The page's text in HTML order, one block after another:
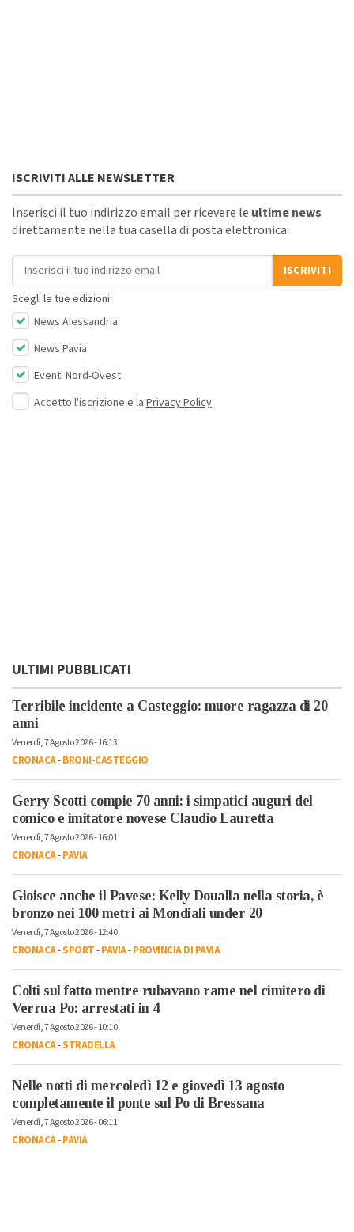
ISCRIVITI ALLE NEWSLETTER
Inserisci il tuo indirizzo email per ricevere le ultime news
direttamente nella tua casella di posta elettronica.
Indirizzo email
ISCRIVITI
Scegli le tue edizioni:
News Alessandria
News Pavia
Eventi Nord-Ovest
Accetto l'iscrizione e la Privacy Policy
ULTIMI PUBBLICATI
Terribile incidente a Casteggio: muore ragazza di 20
anni
Venerdì, 7 Agosto 2026 - 16:13
CRONACA-BRONI-CASTEGGIO
Gerry Scotti compie 70 anni: i simpatici auguri del
comico e imitatore novese Claudio Lauretta
Venerdì, 7 Agosto 2026 - 16:01
CRONACA-PAVIA
Gioisce anche il Pavese: Kelly Doualla nella storia, è
bronzo nei 100 metri ai Mondiali under 20
Venerdì, 7 Agosto 2026 - 12:40
CRONACA-SPORT-PAVIA-PROVINCIA DI PAVIA
Colti sul fatto mentre rubavano rame nel cimitero di
Verrua Po: arrestati in 4
Venerdì, 7 Agosto 2026 - 10:10
CRONACA-STRADELLA
Nelle notti di mercoledì 12 e giovedì 13 agosto
completamente il ponte sul Po di Bressana
Venerdì, 7 Agosto 2026 - 06:11
CRONACA-PAVIA